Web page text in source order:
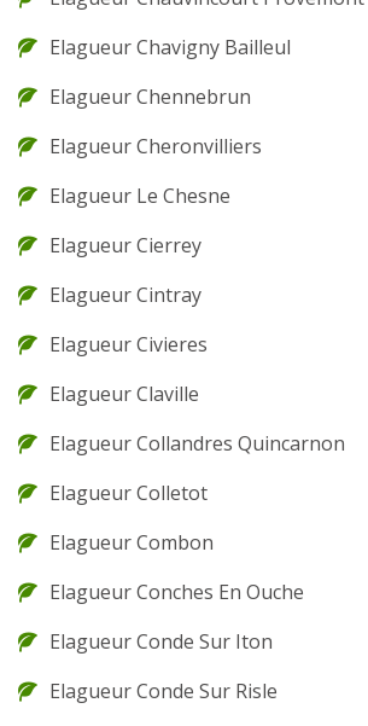
Elagueur Chavigny Bailleul
Elagueur Chennebrun
Elagueur Cheronvilliers
Elagueur Le Chesne
Elagueur Cierrey
Elagueur Cintray
Elagueur Civieres
Elagueur Claville
Elagueur Collandres Quincarnon
Elagueur Colletot
Elagueur Combon
Elagueur Conches En Ouche
Elagueur Conde Sur Iton
Elagueur Conde Sur Risle